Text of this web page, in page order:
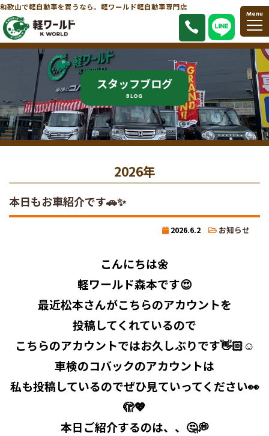
和歌山で軽自動車を買うなら。軽ワールド軽自動車専門店
Menu
スタッフブログ
BLOG
2026年
本日もお車紹介です🚗✨
2026.6.2 お知らせ
こんにちは🌼
軽ワールド森本です😍
最近松本さんがこちらのアカウントを
投稿してくれているので
こちらのアカウントではお久しぶりです👋🏻‪☺️
車検のコバックのアカウントは
私も投稿しているのでぜひ見ていってください👀
🫣💖
本日ご紹介するのは、、🤔💭